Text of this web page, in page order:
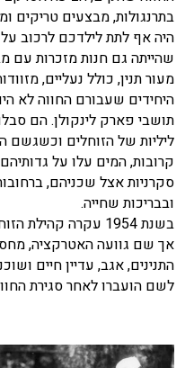
בתרנגולות, מבצעים
היה אף לתת לילדכם לרכוב
שהייתה גם חנות מזכרות עם
מעור תנין, כולל נעליים,
היחידים שעבורם החווה לא
תושבי פארק לינקולן. הם
ליליות של הזוחלים
קרובות, המים עלו על
סקרניות אצל שכניהם,
ובבריכות שחייה.
בשנת 1954 עקרה
אך שם גוועה האטרקציה,
התנינים, אגב, עדיין חיים
לשם הועברו לאחר סגירת